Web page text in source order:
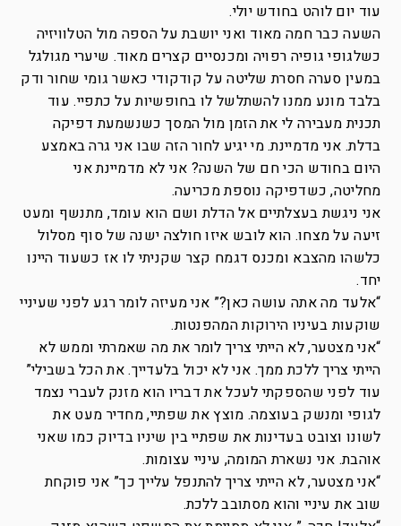
עוד יום לוהט בחודש יולי.
השעה כבר חמה מאוד ואני יושבת על הספה מול הטלוויזיה
כשלגופי גופיה רפויה ומכנסיים קצרים מאוד. שיערי מגולגל
במעין סערה חסרת שליטה על קודקודי כאשר גומי שחור ודק
בלבד מונע ממנו להשתלשל לו בחופשיות על כתפיי. עוד
תכנית מעבירה לי את הזמן מול המסך כשנשמעת דפיקה
בדלת. אני מדמיינת. מי יגיע לחור הזה שבו אני גרה באמצע
היום בחודש הכי חם של השנה? אני לא מדמיינת אני
מחליטה, כשדפיקה נוספת מכריעה.
אני ניגשת בעצלתיים אל הדלת ושם הוא עומד, מתנשף ומעט
זיעה על מצחו. הוא לובש איזו חולצה ישנה של סוף מסלול
כלשהו מהצבא ומכנס דגמח קצר שקניתי לו אז כשעוד היינו
יחד.
“אלעד מה אתה עושה כאן?” אני מעיזה לומר רגע לפני שעיניי
שוקעות בעיניו הירוקות המהפנטות.
“אני מצטער, לא הייתי צריך לומר את מה שאמרתי וממש לא
הייתי צריך ללכת ממך. אני לא יכול בלעדייך. את הכל בשבילי”
עוד לפני שהספקתי לעכל את דבריו הוא מזנק לעברי נצמד
לגופי ומנשק בעוצמה. מוצץ את שפתיי, מחדיר מעט את
לשונו וצובט בעדינות את שפתיי בין שיניו בדיוק כמו שאני
אוהבת. אני נשארת המומה, עיניי עצומות.
“אני מצטער, לא הייתי צריך להתנפל עלייך כך” אני פוקחת
שוב את עיניי והוא מסתובב ללכת.